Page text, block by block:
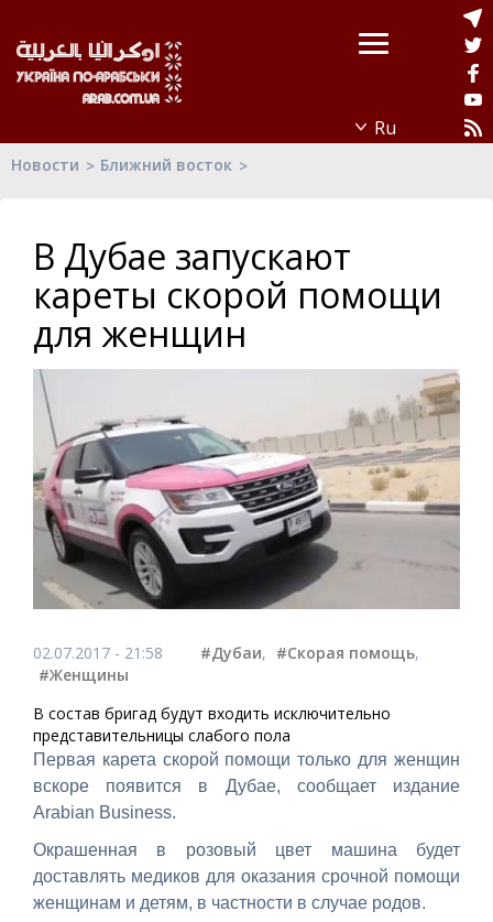
Новости Ближний восток
В Дубае запускают
кареты скорой помощи
для женщин
02.07.2017 - 21:58 #Дубаи, #Скорая помощь,
#Женщины
В состав бригад будут входить исключительно
представительницы слабого пола
Первая карета скорой помощи только для женщин
вскоре появится в Дубае, сообщает издание
Arabian Business.
Окрашенная в розовый цвет машина будет
доставлять медиков для оказания срочной помощи
женщинам и детям, в частности в случае родов.